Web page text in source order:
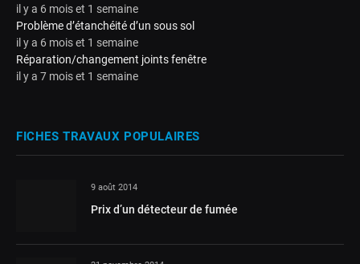
il y a 6 mois et 1 semaine
Problème d’étanchéité d’un sous sol
il y a 6 mois et 1 semaine
Réparation/changement joints fenêtre
il y a 7 mois et 1 semaine
FICHES TRAVAUX POPULAIRES
9 août 2014
Prix d’un détecteur de fumée